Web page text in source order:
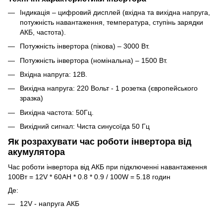
Індикація – цифровий дисплей (вхідна та вихідна напруга,
потужність навантаження, температура, ступінь зарядки
АКБ, частота).
Потужність інвертора (пікова) – 3000 Вт.
Потужність інвертора (номінальна) – 1500 Вт.
Вхідна напруга: 12В.
Вихідна напруга: 220 Вольт - 1 розетка (європейського
зразка)
Вихідна частота: 50Гц.
Вихідний сигнал: Чиста синусоїда 50 Гц
Як розрахувати час роботи інвертора від
акумулятора
Час роботи інвертора від АКБ при підключенні навантаження
100Вт = 12V * 60AH * 0.8 * 0.9 / 100W = 5.18 годин
Де:
12V - напруга АКБ